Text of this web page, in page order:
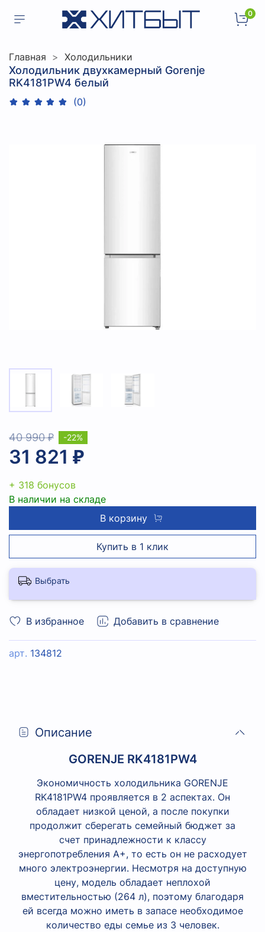
0
Главная Холодильники
Холодильник двухкамерный Gorenje
RK4181PW4 белый
(0)
В избранное Добавить в сравнение
арт. 134812
40 990 ₽
31 821 ₽
-22%
+ 318 бонусов
В наличии на складе
В корзину
Купить в 1 клик
Выбрать
Описание
GORENJE RK4181PW4
Экономичность холодильника GORENJE
RK4181PW4 проявляется в 2 аспектах. Он
обладает низкой ценой, а после покупки
продолжит сберегать семейный бюджет за
счет принадлежности к классу
энергопотребления A+, то есть он не расходует
много электроэнергии. Несмотря на доступную
цену, модель обладает неплохой
вместительностью (264 л), поэтому благодаря
ей всегда можно иметь в запасе необходимое
количество еды семье из 3 человек.